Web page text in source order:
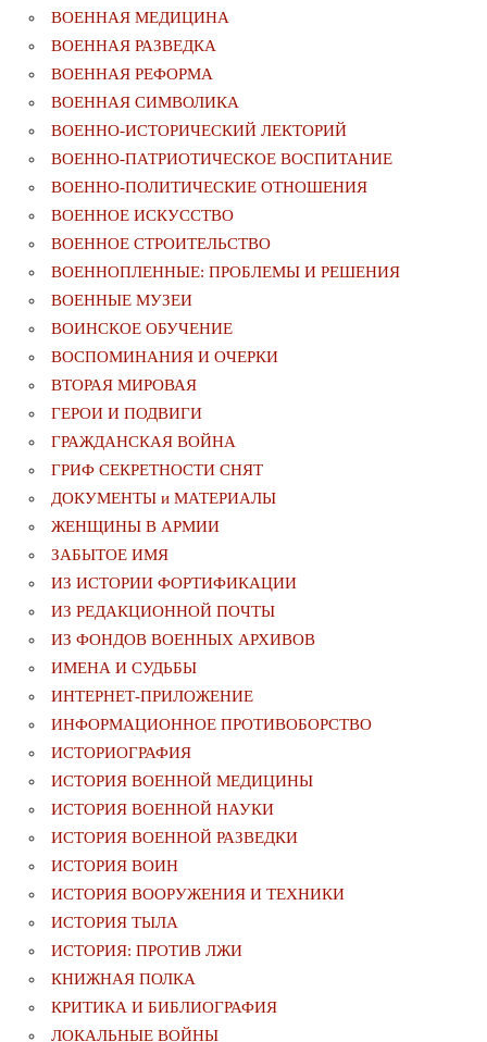
ВОЕННАЯ МЕДИЦИНА
ВОЕННАЯ РАЗВЕДКА
ВОЕННАЯ РЕФОРМА
ВОЕННАЯ СИМВОЛИКА
ВОЕННО-ИСТОРИЧЕСКИЙ ЛЕКТОРИЙ
ВОЕННО-ПАТРИОТИЧЕСКОЕ ВОСПИТАНИЕ
ВОЕННО-ПОЛИТИЧЕСКИE ОТНОШЕНИЯ
ВОЕННОЕ ИСКУССТВО
ВОЕННОЕ СТРОИТЕЛЬСТВО
ВОЕННОПЛЕННЫЕ: ПРОБЛЕМЫ И РЕШЕНИЯ
ВОЕННЫЕ МУЗЕИ
ВОИНСКОЕ ОБУЧЕНИЕ
ВОСПОМИНАНИЯ И ОЧЕРКИ
ВТОРАЯ МИРОВАЯ
ГЕРОИ И ПОДВИГИ
ГРАЖДАНСКАЯ ВОЙНА
ГРИФ СЕКРЕТНОСТИ СНЯТ
ДОКУМЕНТЫ и МАТЕРИАЛЫ
ЖЕНЩИНЫ В АРМИИ
ЗАБЫТОЕ ИМЯ
ИЗ ИСТОРИИ ФОРТИФИКАЦИИ
ИЗ РЕДАКЦИОННОЙ ПОЧТЫ
ИЗ ФОНДОВ ВОЕННЫХ АРХИВОВ
ИМЕНА И СУДЬБЫ
ИНТЕРНЕТ-ПРИЛОЖЕНИЕ
ИНФОРМАЦИОННОЕ ПРОТИВОБОРСТВО
ИСТОРИОГРАФИЯ
ИСТОРИЯ ВОЕННОЙ МЕДИЦИНЫ
ИСТОРИЯ ВОЕННОЙ НАУКИ
ИСТОРИЯ ВОЕННОЙ РАЗВЕДКИ
ИСТОРИЯ ВОИН
ИСТОРИЯ ВООРУЖЕНИЯ И ТЕХНИКИ
ИСТОРИЯ ТЫЛА
ИСТОРИЯ: ПРОТИВ ЛЖИ
КНИЖНАЯ ПОЛКА
КРИТИКА И БИБЛИОГРАФИЯ
ЛОКАЛЬНЫЕ ВОЙНЫ